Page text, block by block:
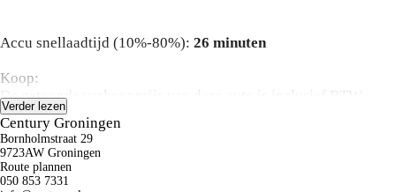
Accu snellaadtijd (10%-80%): 26 minuten
Koop:
De getoonde verkoopprijs van deze auto is inclusief BTW,
BPM, rijklaarmaakkosten, recyclingbijdrage en leges.
Advertenties zijn onder voorbehoud van druk – en zetfouten.
De vermelde actieradius kan variëren door rijstijl, snelheid,
gebruik van comfort-/nevenverbruikers, buitentemperatuur,
aantal passagiers/bagage, gekozen rijprofiel en topografische
Verder lezen
Century Groningen
Bornholmstraat 29
9723AW Groningen
Route plannen
050 853 7331